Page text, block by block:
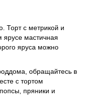
Торт с метрикой и
мастичная
яруса можно
обращайтесь в
с тортом
пряники и